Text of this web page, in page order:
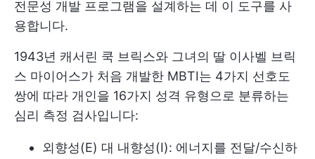
전문성 개발 프로그램을 설계하는 데 이 도구를 사
용합니다.
1943년 캐서린 쿡 브릭스와 그녀의 딸 이사벨 브릭
스 마이어스가 처음 개발한 MBTI는 4가지 선호도
쌍에 따라 개인을 16가지 성격 유형으로 분류하는
심리 측정 검사입니다:
외향성(E) 대 내향성(I): 에너지를 전달/수신하